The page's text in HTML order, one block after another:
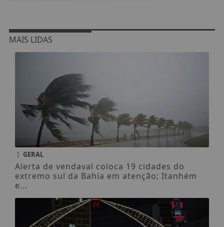
MAIS LIDAS
GERAL
Alerta de vendaval coloca 19 cidades do
extremo sul da Bahia em atenção; Itanhém
e...